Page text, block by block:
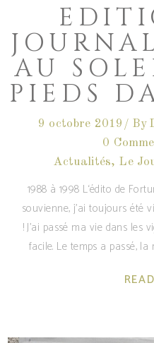
AU
PIEDS
9 octobre 2019 By
0
Actualités, Le
1988 à 1998 L‘édito de
souvienne, j’ai toujours été
! J’ai passé ma vie dans les
facile. Le temps a passé,